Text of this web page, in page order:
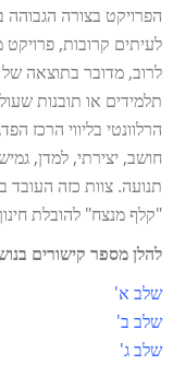
הפרויקט בצורה הגבוהה
לעיתים קרובות,
לרוב, מדובר בתוצאה
תלמידים או תובנות
הרלוונטי בליווי הרכז
חושב, יצירתי, למדן,
תנועה. צוות כזה העובד
"קלף מנצח" להובלת
להלן מספר קישורים
שלב א'
שלב ב'
שלב ג'